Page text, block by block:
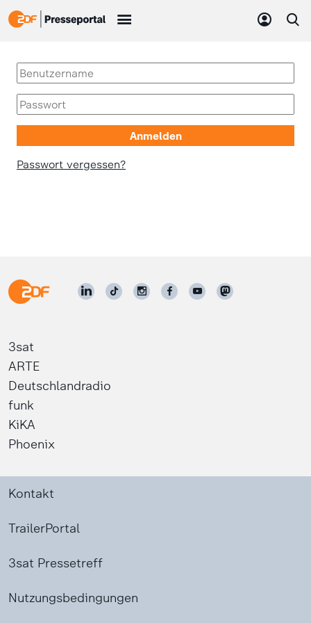
Passwort vergessen?
3sat
ARTE
Deutschlandradio
funk
KiKA
Phoenix
Kontakt
TrailerPortal
3sat Pressetreff
Nutzungsbedingungen